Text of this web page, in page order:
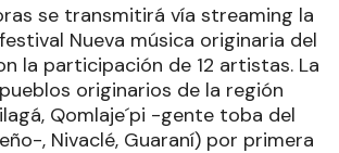
se transmitirá vía streaming la
Nueva música originaria del
la participación de 12 artistas. La
originarios de la región
Qomlaje´pi -gente toba del
, Nivaclé, Guaraní) por primera